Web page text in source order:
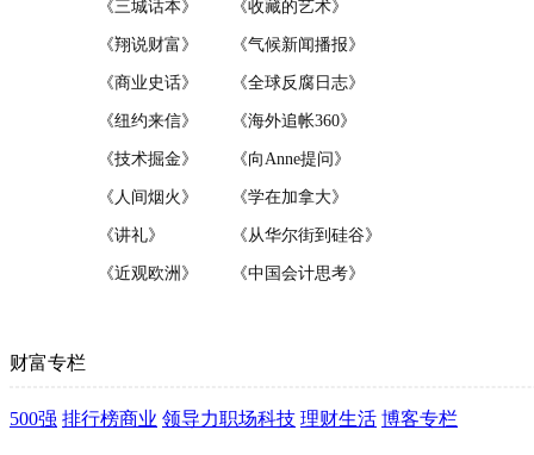
财富专栏
500强 排行榜商业 领导力职场科技 理财生活 博客专栏